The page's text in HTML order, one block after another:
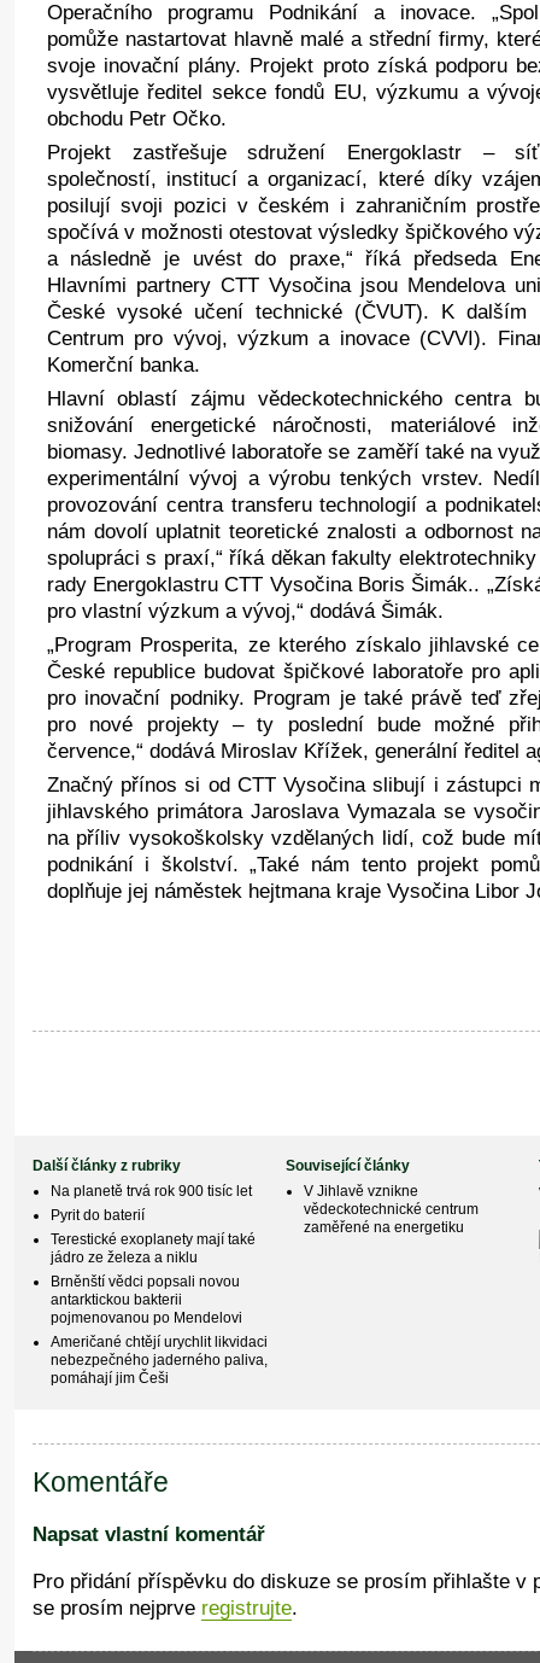
Operačního programu Podnikání a inovace.
pomůže nastartovat hlavně malé a střední firmy,
svoje inovační plány. Projekt proto získá podporu
vysvětluje ředitel sekce fondů EU, výzkumu a
obchodu Petr Očko.
Projekt zastřešuje sdružení Energoklastr –
společností, institucí a organizací, které díky
posilují svoji pozici v českém i zahraničním
spočívá v možnosti otestovat výsledky špičkového
a následně je uvést do praxe,“ říká předseda
Hlavními partnery CTT Vysočina jsou Mendelova
České vysoké učení technické (ČVUT). K dalším
Centrum pro vývoj, výzkum a inovace (CVVI).
Komerční banka.
Hlavní oblastí zájmu vědeckotechnického centra
snižování energetické náročnosti, materiálové
biomasy. Jednotlivé laboratoře se zaměří také na
experimentální vývoj a výrobu tenkých vrstev.
provozování centra transferu technologií a
nám dovolí uplatnit teoretické znalosti a odbornost
spolupráci s praxí,“ říká děkan fakulty
rady Energoklastru CTT Vysočina Boris Šimák..
pro vlastní výzkum a vývoj,“ dodává Šimák.
„Program Prosperita, ze kterého získalo jihlavské
České republice budovat špičkové laboratoře pro
pro inovační podniky. Program je také právě teď
pro nové projekty – ty poslední bude možné
července,“ dodává Miroslav Křížek, generální ředitel
Značný přínos si od CTT Vysočina slibují i zástupci
jihlavského primátora Jaroslava Vymazala se
na příliv vysokoškolsky vzdělaných lidí, což bude
podnikání i školství. „Také nám tento projekt
doplňuje jej náměstek hejtmana kraje Vysočina Libor
Další články z rubriky
Na planetě trvá rok 900 tisíc let
Pyrit do baterií
Terestické exoplanety mají také
jádro ze železa a niklu
Brněnští vědci popsali novou
antarktickou bakterii
pojmenovanou po Mendelovi
Američané chtějí urychlit likvidaci
nebezpečného jaderného paliva,
pomáhají jim Češi
Související články
V Jihlavě vznikne
vědeckotechnické centrum
zaměřené na energetiku
Komentáře
Napsat vlastní komentář
Pro přidání příspěvku do diskuze se prosím přihlašte v
se prosím nejprve registrujte.